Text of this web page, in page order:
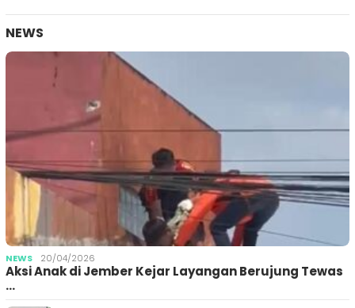
NEWS
NEWS 20/04/2026
Aksi Anak di Jember Kejar Layangan Berujung Tewas
…